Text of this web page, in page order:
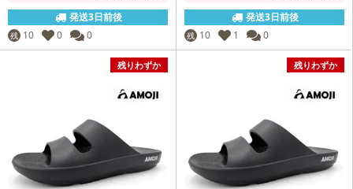
発送3日前後
残 10 0 0
発送3日前後
残 10 1 0
残りわずか 残りわずか